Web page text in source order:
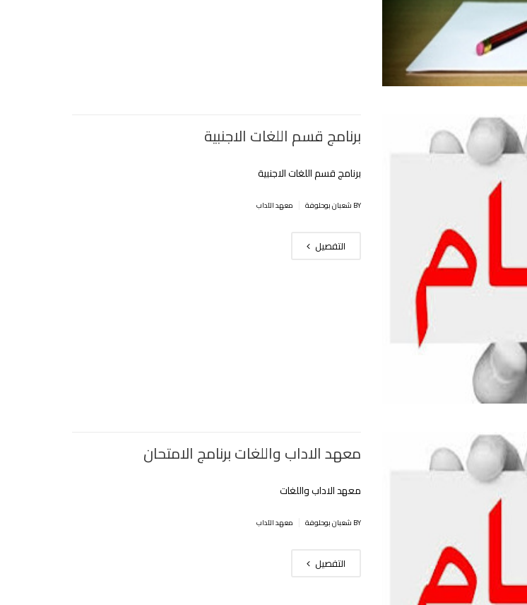
برنامج قسم اللغات الاجنبية
برنامج قسم اللغات الاجنبية
BY شعبان بوحلوفة معهد الآداب
التفصيل
معهد الاداب واللغات برنامج الامتحان
معهد الاداب واللغات
BY شعبان بوحلوفة معهد الآداب
التفصيل